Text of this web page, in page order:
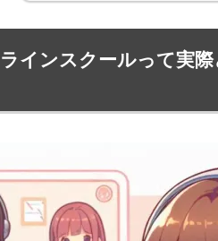
インスクールって実